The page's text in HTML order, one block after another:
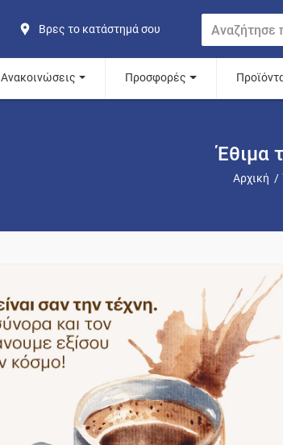
Βρες το κατάστημά σου
Ανακοινώσεις Προσφορές
Έθιμα
Αρχική /